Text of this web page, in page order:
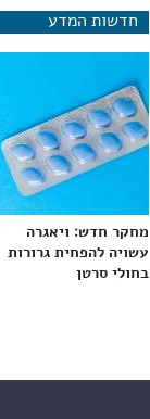
חדשות המדע
מחקר חדש: ויאגרה
עשויה להפחית גרורות
בחולי סרטן